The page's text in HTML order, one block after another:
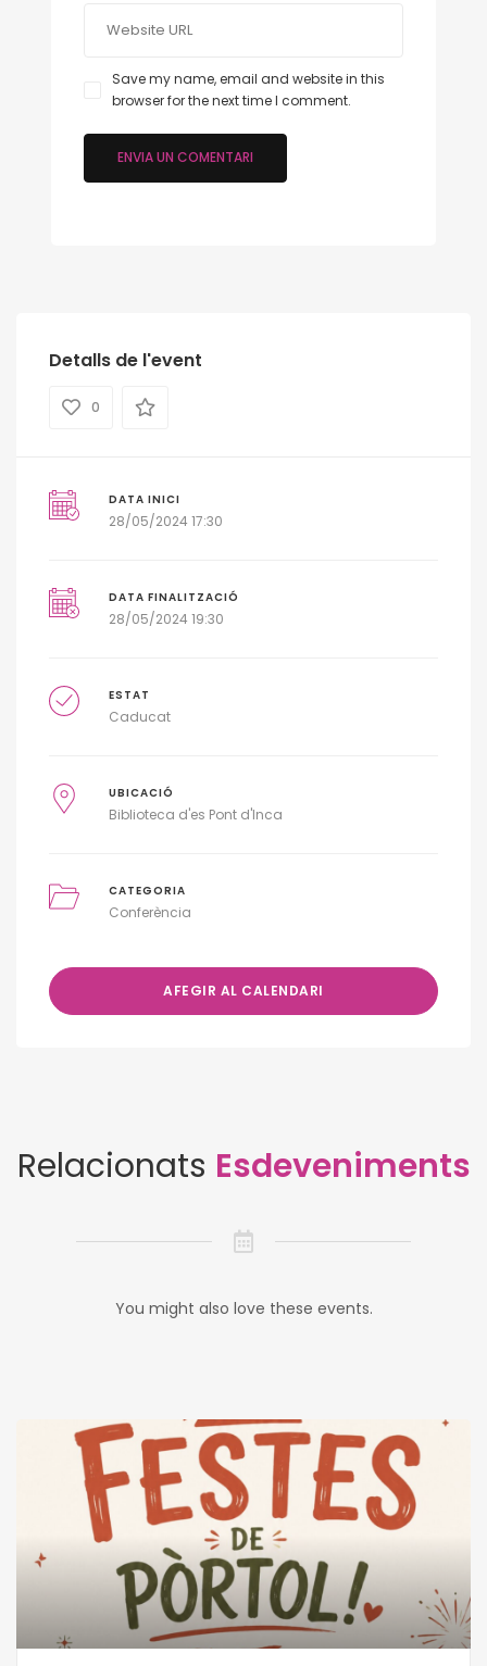
Save my name, email and website in this
browser for the next time I comment.
Detalls de l'event
0
DATA INICI
28/05/2024 17:30
DATA FINALITZACIÓ
28/05/2024 19:30
ESTAT
Caducat
UBICACIÓ
Biblioteca d'es Pont d'Inca
CATEGORIA
Conferència
AFEGIR AL CALENDARI
Relacionats Esdeveniments
You might also love these events.